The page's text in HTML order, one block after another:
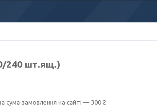
240 шт.ящ.)
сума замовлення на сайті — 300 ₴